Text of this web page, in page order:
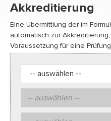
Akkreditierung
Eine Übermittlung der im
automatisch zur
Voraussetzung für eine